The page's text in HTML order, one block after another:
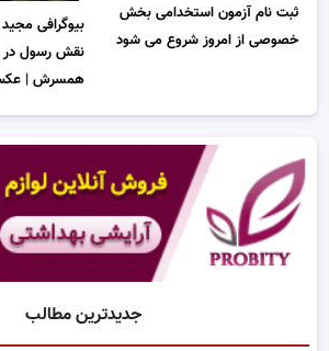
ثبت نام آزمون استخدامی بخش
خصوصی از امروز شروع می شود
بیوگرافی مجید
همسرش |
جدیدترین مطالب